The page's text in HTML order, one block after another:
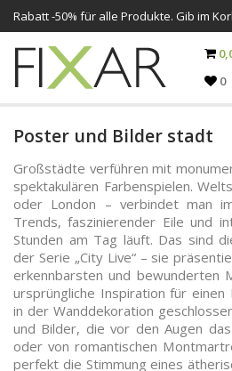
Rabatt -50% für alle Produkte. Gib im
0
Poster und Bilder stadt
Großstädte verführen mit
spektakulären Farbenspielen.
oder London – verbindet man
Trends, faszinierender Eile und
Stunden am Tag läuft. Das sind
der Serie „City Live“ – sie
erkennbarsten und bewunderten
ursprüngliche Inspiration für
in der Wanddekoration
und Bilder, die vor den Augen
oder von romantischen
perfekt die Stimmung eines